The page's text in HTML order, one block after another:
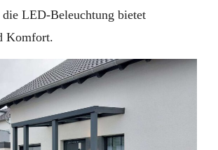
LED-Beleuchtung bietet
Komfort.